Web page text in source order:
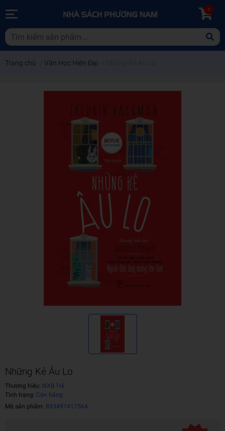
0
Trang chủ Văn Học Hiện Đại
Những Kẻ Âu Lo
Thương hiệu: NXB Trẻ
Tình trạng: Còn hàng
Mã sản phẩm: 893497417564